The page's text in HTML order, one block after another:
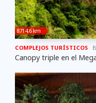
8714,6 km
COMPLEJOS TURÍSTICOS
Canopy triple en el